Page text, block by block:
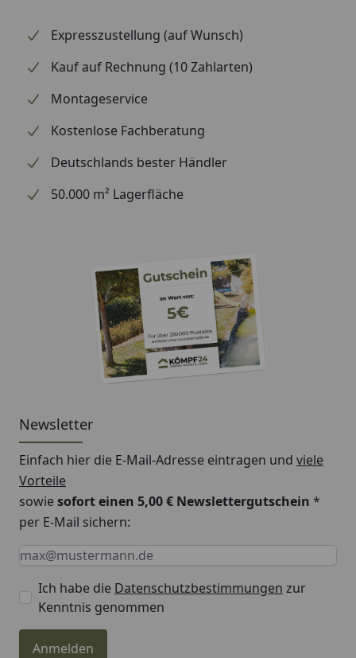
Expresszustellung (auf Wunsch)
Kauf auf Rechnung (10 Zahlarten)
Montageservice
Kostenlose Fachberatung
Deutschlands bester Händler
50.000 m² Lagerfläche
Newsletter
Einfach hier die E-Mail-Adresse eintragen und viele
Vorteile
sowiesofort einen 5,00 € Newslettergutschein *
per E-Mail sichern:
Keine Eingabe erforderlich
Eingabe erforderlich
E-Mail *
Ich habe die Datenschutzbestimmungen zur
Kenntnis genommen
Anmelden